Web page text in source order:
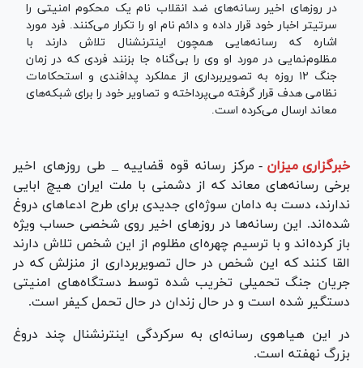
در روز‌های اخیر رسانه‌های ضد انقلاب نام یک محکوم امنیتی را
سرتیتر اخبار خود قرار داده و دائم نام او را تکرار می‌کنند. فرد مورد
اشاره که رسانه‌هایی همچون اینترنشنال تلاش دارند با
مظلوم‌نمایی در مورد او وی را بی‌گناه جا بزنند فردی که در زمان
جنگ ۱۲ روزه به تصویربرداری از عملکرد پدافندی و استحکامات
نظامی هدف قرار گرفته می‌پرداخته و تصاویر خود را برای شبکه‌های
معاند ارسال می‌کرده است.
خبرگزاری میزان - مرکز رسانه قوه قضاییه _ طی روز‌های اخیر
برخی رسانه‌های معاند که از دشمنی با ملت ایران هیچ ابایی
ندارند، دست به دامان سوژه‌ای جدیدی برای طرح ادعا‌های دروغ
شده‌اند. این رسانه‌ها در روز‌های اخیر روی شخصی حساب ویژه
باز کرده‌اند و با ترسیم چهره‌ای مظلوم از این شخص تلاش دارند
القا کنند که این شخص در حال تصویربرداری از منزلش که در
جریان جنگ تحمیلی تخریب شده توسط دستگاه‌های امنیتی
دستگیر شده است و در حال زندان در حال تحمل کیفر است.
در این هیاهوی رسانه‌ای به سرکردگی اینترنشنال چند دروغ
بزرگ نهفته است.